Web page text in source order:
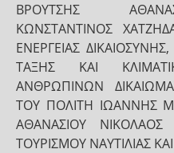
ΒΡΟΥΤΣΗΣ
ΚΩΝΣΤΑΝΤΙΝΟΣ
ΕΝΕΡΓΕΙΑΣ
ΤΑΞΗΣ ΚΑΙ
ΑΝΘΡΩΠΙΝΩΝ
ΤΟΥ ΠΟΛΙΤΗ ΙΩΑΝΝΗΣ
ΑΘΑΝΑΣΙΟΥ ΝΙΚΟΛΑΟΣ
ΤΟΥΡΙΣΜΟΥ ΝΑΥΤΙΛΙΑΣ ΚΑΙ